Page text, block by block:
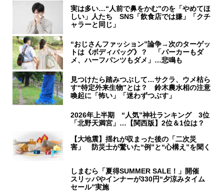
実は多い…“人前で鼻をかむ”のを「やめてほ
しい」人たち SNS「飲食店では嫌」「クチ
ャラーと同じ」
“おじさんファッション”論争→次のターゲッ
トは《ボディバッグ》？ 「パーカーもダ
メ、ハーフパンツもダメ」…悲鳴も
見つけたら踏みつぶして…サクラ、ウメ枯ら
す“特定外来生物”とは？ 鈴木農水相の注意
喚起に「怖い」「迷わずつぶす」
2026年上半期 “人気”神社ランキング 3位
「北野天満宮」…【関西版】2位＆1位は？
【大地震】揺れが収まった後の「二次災
害」 防災士が驚いた“例”と“心構え”を聞く
しまむら「夏得SUMMER SALE！」開催
スリッパやインナーが330円“夕涼みタイム
セール”実施